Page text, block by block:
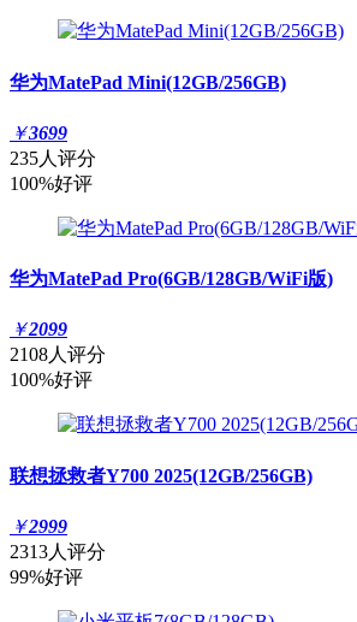
华为MatePad Mini(12GB/256GB)
￥3699
235人评分
100%好评
华为MatePad Pro(6GB/128GB/WiFi版)
￥2099
2108人评分
100%好评
联想拯救者Y700 2025(12GB/256GB)
￥2999
2313人评分
99%好评